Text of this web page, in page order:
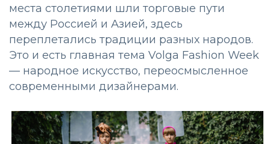
места столетиями шли торговые пути
между Россией и Азией, здесь
переплетались традиции разных народов.
Это и есть главная тема Volga Fashion Week
— народное искусство, переосмысленное
современными дизайнерами.